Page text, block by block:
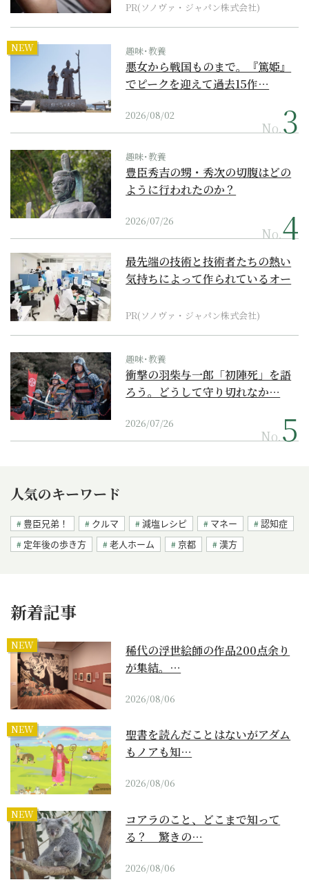
PR(ソノヴァ・ジャパン株式会社)
NEW 趣味･教養
悪女から戦国ものまで。『篤姫』
でピークを迎えて過去15作…
2026/08/02
No.
趣味･教養
豊臣秀吉の甥・秀次の切腹はどの
ように行われたのか？
2026/07/26
No.
最先端の技術と技術者たちの熱い
気持ちによって作られているオー
PR(ソノヴァ・ジャパン株式会社)
趣味･教養
衝撃の羽柴与一郎「初陣死」を語
ろう。どうして守り切れなか…
2026/07/26
No.
人気のキーワード
豊臣兄弟！ クルマ 減塩レシピ マネー
認知症
定年後の歩き方
老人ホーム 京都 漢方
新着記事
NEW
稀代の浮世絵師の作品200点余り
が集結。…
2026/08/06
NEW
聖書を読んだことはないがアダム
もノアも知…
2026/08/06
NEW
コアラのこと、どこまで知って
る？ 驚きの…
2026/08/06